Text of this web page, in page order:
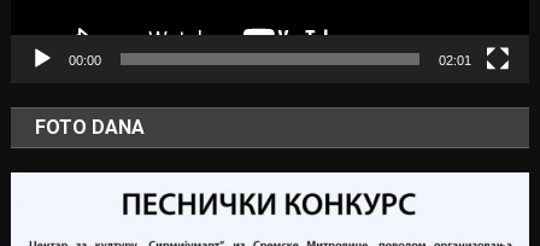
00:00 02:01
FOTO DANA